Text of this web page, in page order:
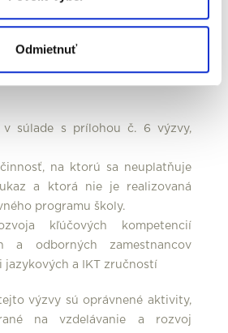
Odmietnuť
na zvyšovanie čitateľských,
a matematických zručností a
súlade s prílohou č. 6 výzvy,
na ktorú sa neuplatňuje
a ktorá nie je realizovaná
programu školy.
kľúčových kompetencií
a odborných zamestnancov
jazykových a IKT zručností
výzvy sú oprávnené aktivity,
na vzdelávanie a rozvoj